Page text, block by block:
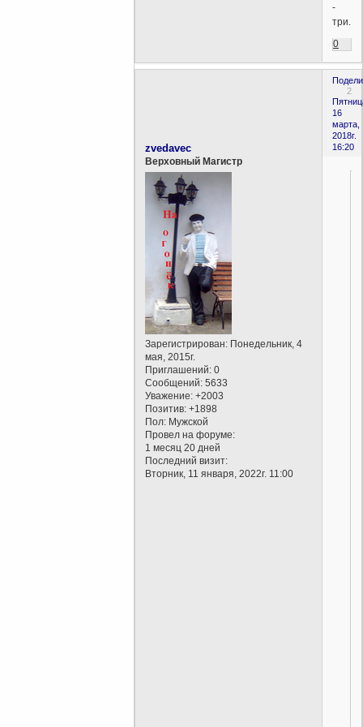
-
три...
0
2
16
марта,
2018г.
16:20
zvedavec
Верховный Магистр
Зарегистрирован: Понедельник, 4
мая, 2015г.
Приглашений: 0
Сообщений: 5633
Уважение: +2003
Позитив: +1898
Пол: Мужской
Провел на форуме:
1 месяц 20 дней
Последний визит:
Вторник, 11 января, 2022г. 11:00